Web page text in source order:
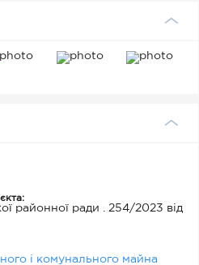
районної ради . 254/2023 від
і комунального майна